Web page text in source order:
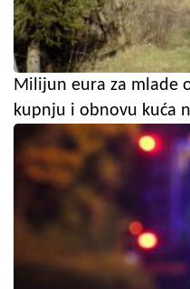
Milijun eura za mlade
kupnju i obnovu kuća